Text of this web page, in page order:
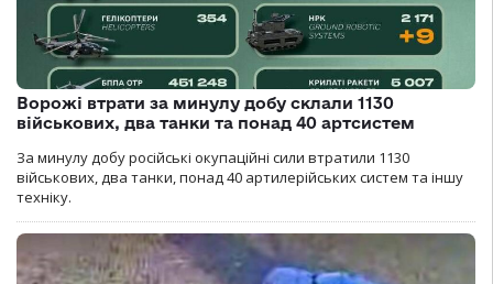
Ворожі втрати за минулу добу склали 1130
військових, два танки та понад 40 артсистем
За минулу добу російські окупаційні сили втратили 1130
військових, два танки, понад 40 артилерійських систем та іншу
техніку.